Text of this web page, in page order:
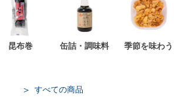
昆布巻 缶詰・調味料 季節を味わう
すべての商品